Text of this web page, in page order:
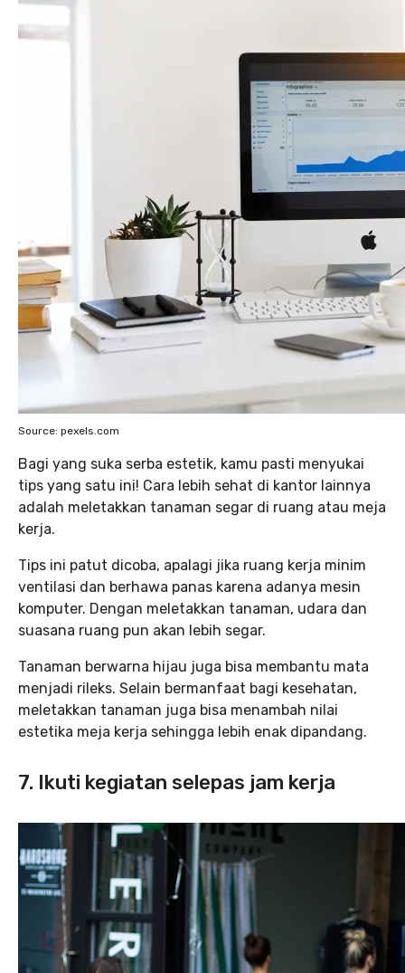
Source: pexels.com
Bagi yang suka serba estetik, kamu pasti menyukai
tips yang satu ini! Cara lebih sehat di kantor lainnya
adalah meletakkan tanaman segar di ruang atau meja
kerja.
Tips ini patut dicoba, apalagi jika ruang kerja minim
ventilasi dan berhawa panas karena adanya mesin
komputer. Dengan meletakkan tanaman, udara dan
suasana ruang pun akan lebih segar.
Tanaman berwarna hijau juga bisa membantu mata
menjadi rileks. Selain bermanfaat bagi kesehatan,
meletakkan tanaman juga bisa menambah nilai
estetika meja kerja sehingga lebih enak dipandang.
7. Ikuti kegiatan selepas jam kerja